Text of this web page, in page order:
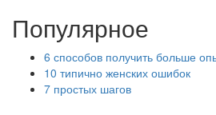
Популярное
6 способов получить больше
10 типично женских ошибок
7 простых шагов